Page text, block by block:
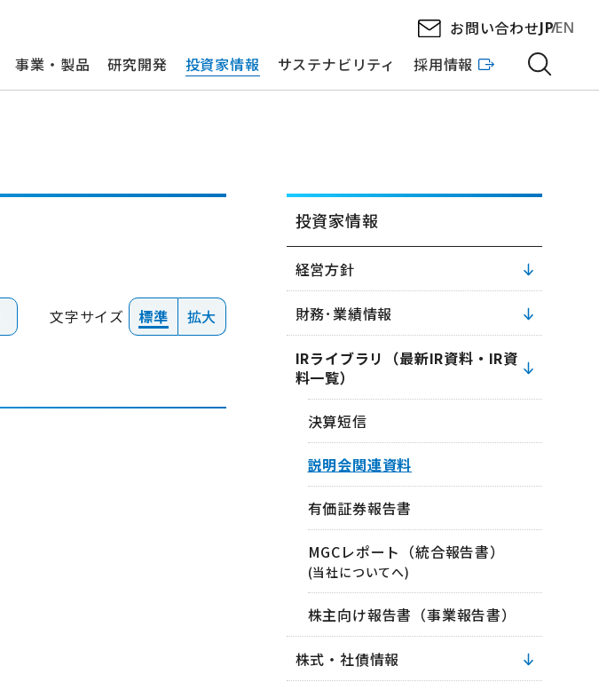
事業・製品 研究開発 投資家情報 サステナビリティ 採用情報
お問い合わせJPEN
文字サイズ 標準 拡大
投資家情報
経営方針
財務･業績情報
IRライブラリ（最新IR資料・IR資
料一覧）
決算短信
説明会関連資料
有価証券報告書
MGCレポート（統合報告書）
(当社についてへ)
株主向け報告書（事業報告書）
株式・社債情報